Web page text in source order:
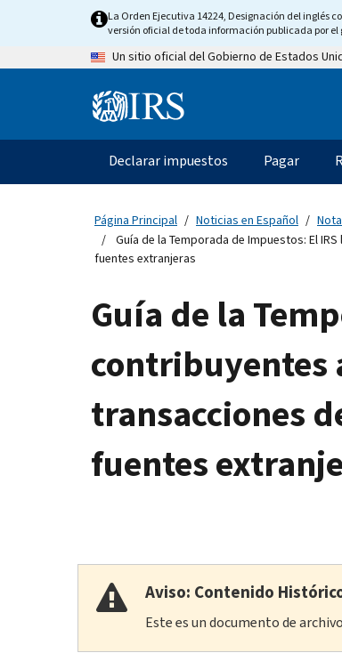
content
La Orden Ejecutiva 14224, Designación del inglés
versión oficial de toda información publicada por el
Un sitio oficial del Gobierno de Estados
Information
Navegación
principal
Declarar impuestos Pagar
Página Principal Noticias en Español
Guía de la Temporada de Impuestos: El
fuentes extranjeras
Guía de la
contribuyentes
transacciones
fuentes
Aviso: Contenido
Este es un documento de